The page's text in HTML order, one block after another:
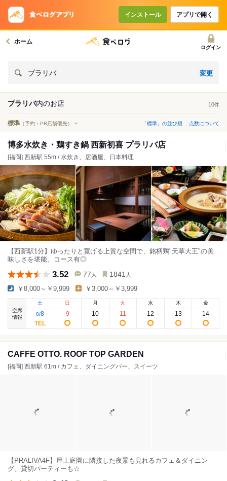
インストール アプリで開く
ホーム
ログイン
プラリバ 変更
プラリバ内のお店 10件
標準 （予約・PR店舗優先） 「標準」の並び順 点数について
博多水炊き・鶏すき鍋 西新初喜 プラリバ店
[福岡] 西新駅 55m / 水炊き、居酒屋、日本料理
【西新駅1分】ゆったりと寛げる上質な空間で、銘柄鶏"天草大王"の美
味しさを堪能。コース有◎
3.52 77 人 1841 人
￥8,000～￥9,999 ￥3,000～￥3,999
空席
情報
土
8/8
日
9
月
10
火
11
水
12
木
13
金
14
CAFFE OTTO. ROOF TOP GARDEN
[福岡] 西新駅 61m / カフェ、ダイニングバー、スイーツ
【PRALIVA4F】屋上庭園に隣接した夜景も見れるカフェ＆ダイニン
グ。貸切パーティーも☆